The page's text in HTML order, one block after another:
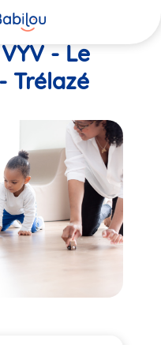
- Le
Trélazé